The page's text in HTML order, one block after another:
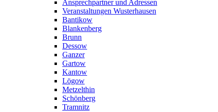
Ansprechpartner und Adressen
Veranstaltungen Wusterhausen
Bantikow
Blankenberg
Brunn
Dessow
Ganzer
Gartow
Kantow
Lögow
Metzelthin
Schönberg
Tramnitz